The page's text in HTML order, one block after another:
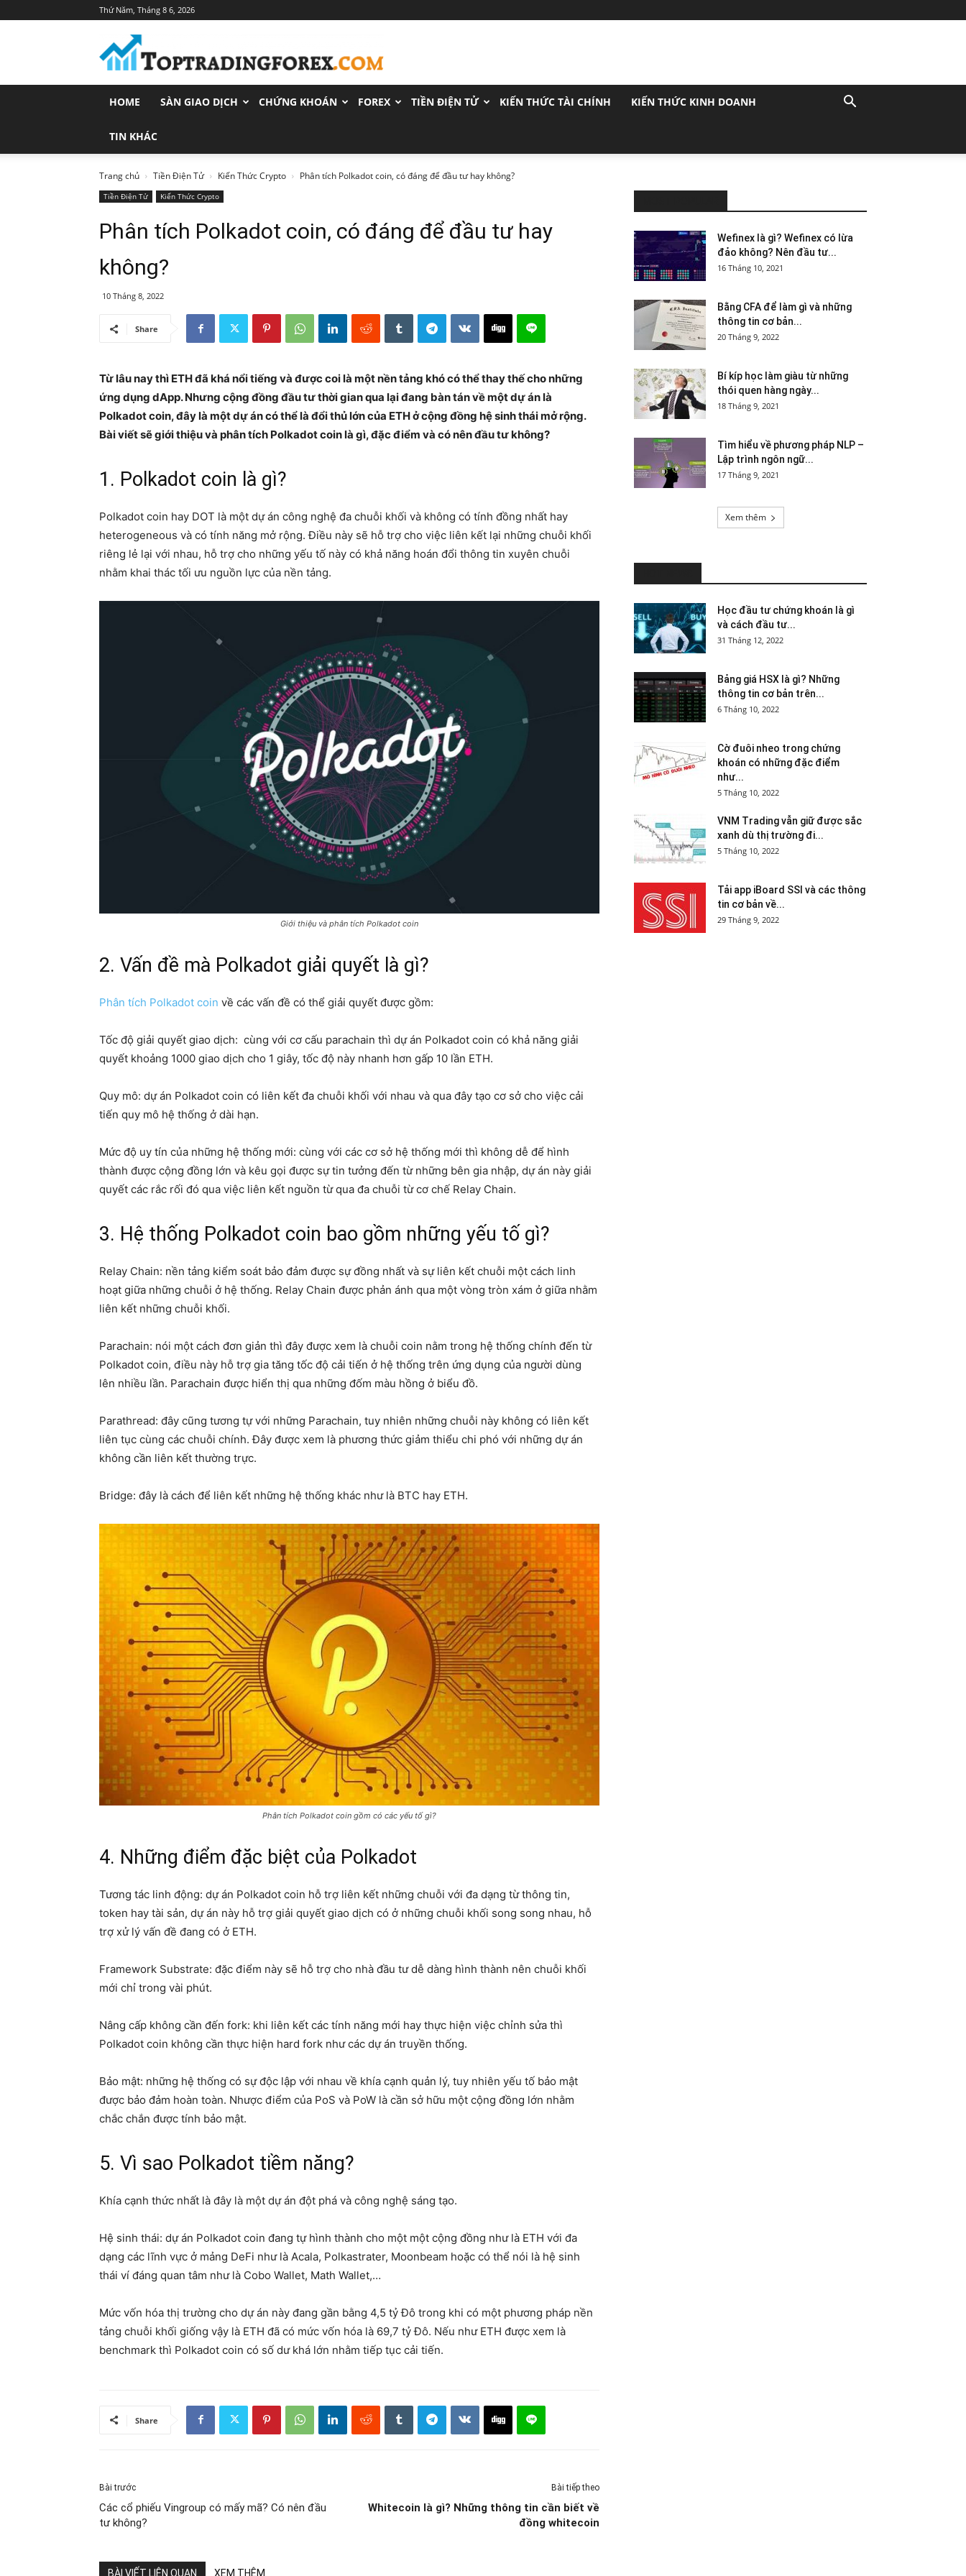
Thứ Năm, Tháng 8 6, 2026
Trang
Tin
Tức
Đầu
HOME SÀN GIAO DỊCH CHỨNG KHOÁN FOREX TIỀN ĐIỆN TỬ KIẾN THỨC TÀI CHÍNH KIẾN THỨC KINH DOANH
TIN KHÁC
Trang chủ Tiền Điện Tử Kiến Thức Crypto Phân tích Polkadot coin, có đáng để đầu tư hay không?
Tiền Điện Tử Kiến Thức Crypto
Phân tích Polkadot coin, có đáng để đầu tư hay
không?
10 Tháng 8, 2022
Share
Từ lâu nay thì ETH đã khá nổi tiếng và được coi là một nền tảng khó có thể thay thế cho những
ứng dụng dApp. Nhưng cộng đồng đầu tư thời gian qua lại đang bàn tán về một dự án là
Polkadot coin, đây là một dự án có thể là đổi thủ lớn của ETH ở cộng đồng hệ sinh thái mở rộng.
Bài viết sẽ giới thiệu và phân tích Polkadot coin là gì, đặc điểm và có nên đầu tư không?
1. Polkadot coin là gì?
Polkadot coin hay DOT là một dự án công nghệ đa chuỗi khối và không có tính đồng nhất hay
heterogeneous và có tính năng mở rộng. Điều này sẽ hỗ trợ cho việc liên kết lại những chuỗi khối
riêng lẻ lại với nhau, hỗ trợ cho những yếu tố này có khả năng hoán đổi thông tin xuyên chuỗi
nhằm khai thác tối ưu nguồn lực của nền tảng.
Giới thiệu và phân tích Polkadot coin
2. Vấn đề mà Polkadot giải quyết là gì?
Phân tích Polkadot coin về các vấn đề có thể giải quyết được gồm:
Tốc độ giải quyết giao dịch: cùng với cơ cấu parachain thì dự án Polkadot coin có khả năng giải
quyết khoảng 1000 giao dịch cho 1 giây, tốc độ này nhanh hơn gấp 10 lần ETH.
Quy mô: dự án Polkadot coin có liên kết đa chuỗi khối với nhau và qua đây tạo cơ sở cho việc cải
tiến quy mô hệ thống ở dài hạn.
Mức độ uy tín của những hệ thống mới: cùng với các cơ sở hệ thống mới thì không dễ để hình
thành được cộng đồng lớn và kêu gọi được sự tin tưởng đến từ những bên gia nhập, dự án này giải
quyết các rắc rối đó qua việc liên kết nguồn từ qua đa chuỗi từ cơ chế Relay Chain.
3. Hệ thống Polkadot coin bao gồm những yếu tố gì?
Relay Chain: nền tảng kiểm soát bảo đảm được sự đồng nhất và sự liên kết chuỗi một cách linh
hoạt giữa những chuỗi ở hệ thống. Relay Chain được phản ánh qua một vòng tròn xám ở giữa nhằm
liên kết những chuỗi khối.
Parachain: nói một cách đơn giản thì đây được xem là chuỗi coin nằm trong hệ thống chính đến từ
Polkadot coin, điều này hỗ trợ gia tăng tốc độ cải tiến ở hệ thống trên ứng dụng của người dùng
lên nhiều lần. Parachain được hiển thị qua những đốm màu hồng ở biểu đồ.
Parathread: đây cũng tương tự với những Parachain, tuy nhiên những chuỗi này không có liên kết
liên tục cùng các chuỗi chính. Đây được xem là phương thức giảm thiểu chi phó với những dự án
không cần liên kết thường trực.
Bridge: đây là cách để liên kết những hệ thống khác như là BTC hay ETH.
Phân tích Polkadot coin gồm có các yếu tố gì?
4. Những điểm đặc biệt của Polkadot
Tương tác linh động: dự án Polkadot coin hỗ trợ liên kết những chuỗi với đa dạng từ thông tin,
token hay tài sản, dự án này hỗ trợ giải quyết giao dịch có ở những chuỗi khối song song nhau, hỗ
trợ xử lý vấn đề đang có ở ETH.
Framework Substrate: đặc điểm này sẽ hỗ trợ cho nhà đầu tư dễ dàng hình thành nên chuỗi khối
mới chỉ trong vài phút.
Nâng cấp không cần đến fork: khi liên kết các tính năng mới hay thực hiện việc chỉnh sửa thì
Polkadot coin không cần thực hiện hard fork như các dự án truyền thống.
Bảo mật: những hệ thống có sự độc lập với nhau về khía cạnh quản lý, tuy nhiên yếu tố bảo mật
được bảo đảm hoàn toàn. Nhược điểm của PoS và PoW là cần sở hữu một cộng đồng lớn nhằm
chắc chắn được tính bảo mật.
5. Vì sao Polkadot tiềm năng?
Khía cạnh thức nhất là đây là một dự án đột phá và công nghệ sáng tạo.
Hệ sinh thái: dự án Polkadot coin đang tự hình thành cho một một cộng đồng như là ETH với đa
dạng các lĩnh vực ở mảng DeFi như là Acala, Polkastrater, Moonbeam hoặc có thể nói là hệ sinh
thái ví đáng quan tâm như là Cobo Wallet, Math Wallet,…
Mức vốn hóa thị trường cho dự án này đang gần bằng 4,5 tỷ Đô trong khi có một phương pháp nền
tảng chuỗi khối giống vậy là ETH đã có mức vốn hóa là 69,7 tỷ Đô. Nếu như ETH được xem là
benchmark thì Polkadot coin có số dư khá lớn nhằm tiếp tục cải tiến.
Share
Bài trước
Các cổ phiếu Vingroup có mấy mã? Có nên đầu
tư không?
Bài tiếp theo
Whitecoin là gì? Những thông tin cần biết về
đồng whitecoin
BÀI VIẾT LIÊN QUAN XEM THÊM
Wefinex là gì? Wefinex có lừa
đảo không? Nên đầu tư...
16 Tháng 10, 2021
Bằng CFA để làm gì và những
thông tin cơ bản...
20 Tháng 9, 2022
Bí kíp học làm giàu từ những
thói quen hàng ngày...
18 Tháng 9, 2021
Tìm hiểu về phương pháp NLP –
Lập trình ngôn ngữ...
17 Tháng 9, 2021
Xem thêm
Học đầu tư chứng khoán là gì
và cách đầu tư...
31 Tháng 12, 2022
Bảng giá HSX là gì? Những
thông tin cơ bản trên...
6 Tháng 10, 2022
Cờ đuôi nheo trong chứng
khoán có những đặc điểm
như...
5 Tháng 10, 2022
VNM Trading vẫn giữ được sắc
xanh dù thị trường đi...
5 Tháng 10, 2022
Tải app iBoard SSI và các thông
tin cơ bản về...
29 Tháng 9, 2022